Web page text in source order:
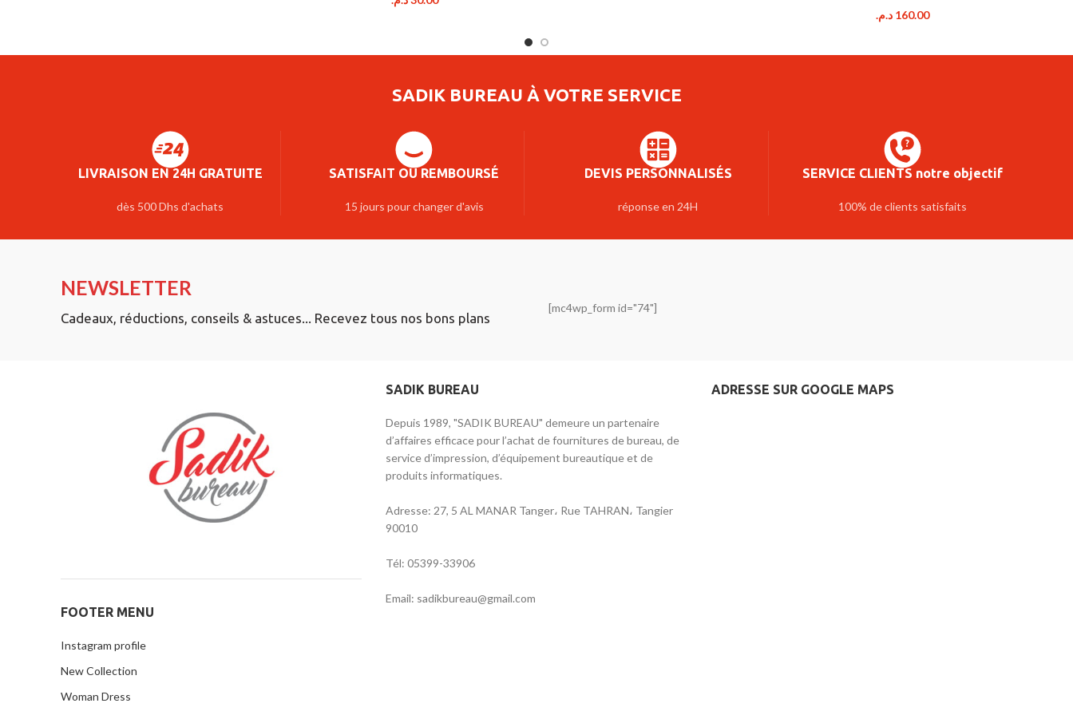
160.00 د.م.
SADIK BUREAU À VOTRE SERVICE
LIVRAISON EN 24H GRATUITE
dès 500 Dhs d'achats
SATISFAIT OU REMBOURSÉ
15 jours pour changer d'avis
DEVIS PERSONNALISÉS
réponse en 24H
SERVICE CLIENTS notre objectif
100% de clients satisfaits
NEWSLETTER
Cadeaux, réductions, conseils & astuces... Recevez tous nos bons plans
[mc4wp_form id="74"]
FOOTER MENU
Instagram profile
New Collection
Woman Dress
SADIK BUREAU
Depuis 1989, "SADIK BUREAU" demeure un partenaire
d’affaires efficace pour l’achat de fournitures de bureau, de
service d’impression, d’équipement bureautique et de
produits informatiques.
Adresse: 27, 5 AL MANAR Tanger، Rue TAHRAN، Tangier
90010
Tél: 05399-33906
Email: sadikbureau@gmail.com
ADRESSE SUR GOOGLE MAPS